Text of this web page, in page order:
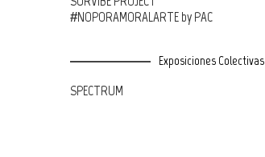
#NOPORAMORALARTE by PAC
Exposiciones Colectivas
SPECTRUM